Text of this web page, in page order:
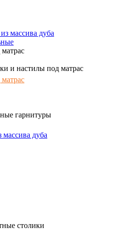
массива дуба
и настилы под матрас
гарнитуры
дуба
столики